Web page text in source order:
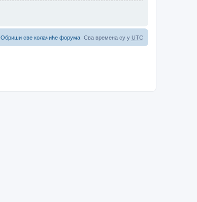
Сва времена су у UTC
Обриши све колачиће форума